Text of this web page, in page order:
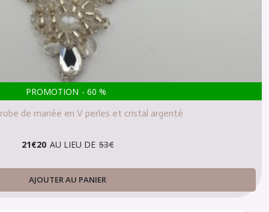
PROMOTION - 60 %
de mariée en V perles et cristal argenté
21€20 AU LIEU DE 53€
AJOUTER AU PANIER